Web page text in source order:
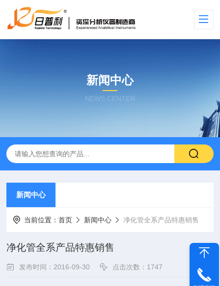
新闻中心
NEWS CENTER
新闻中心
当前位置：首页 新闻中心 净化管全系产品特惠销售
净化管全系产品特惠销售
发布时间：2016-09-30 点击次数：1747